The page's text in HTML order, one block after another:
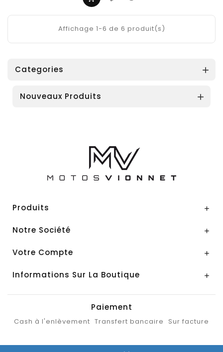
Affichage 1-6 de 6 produit(s)
Categories 
Nouveaux Produits 
Produits 
Notre Société 
Votre Compte 
Informations Sur La Boutique 
Paiement
Cash à l'enlèvement Transfert bancaire Sur facture